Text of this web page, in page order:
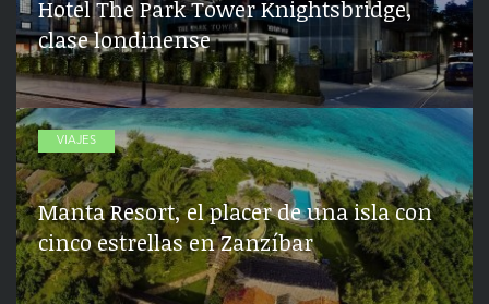
Hotel The Park Tower Knightsbridge,
clase londinense
VIAJES
Manta Resort, el placer de una isla con
cinco estrellas en Zanzíbar